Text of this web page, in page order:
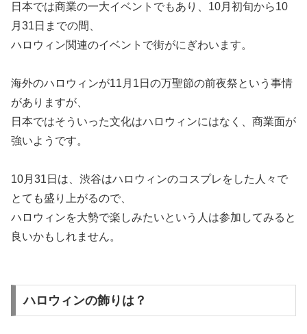
日本では商業の一大イベントでもあり、10月初旬から10
月31日までの間、
ハロウィン関連のイベントで街がにぎわいます。
海外のハロウィンが11月1日の万聖節の前夜祭という事情
がありますが、
日本ではそういった文化はハロウィンにはなく、商業面が
強いようです。
10月31日は、渋谷はハロウィンのコスプレをした人々で
とても盛り上がるので、
ハロウィンを大勢で楽しみたいという人は参加してみると
良いかもしれません。
ハロウィンの飾りは？